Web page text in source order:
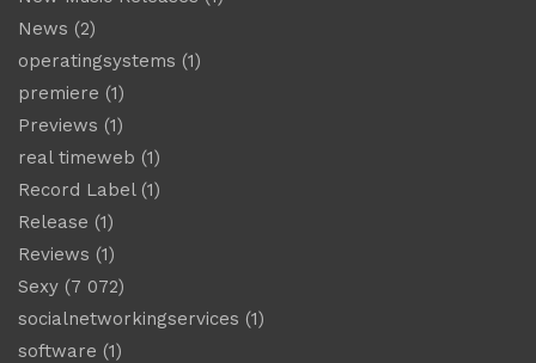
News (2)
operatingsystems (1)
premiere (1)
Previews (1)
real timeweb (1)
Record Label(1)
Release (1)
Reviews (1)
Sexy (7 072)
socialnetworkingservices (1)
software (1)